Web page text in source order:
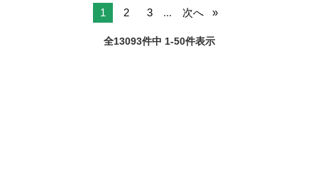
1 2 3 ... 次へ
全13093件中 1-50件表示